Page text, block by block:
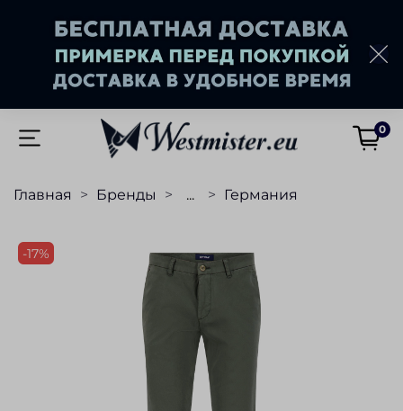
0
Главная Бренды ... Германия
-17%